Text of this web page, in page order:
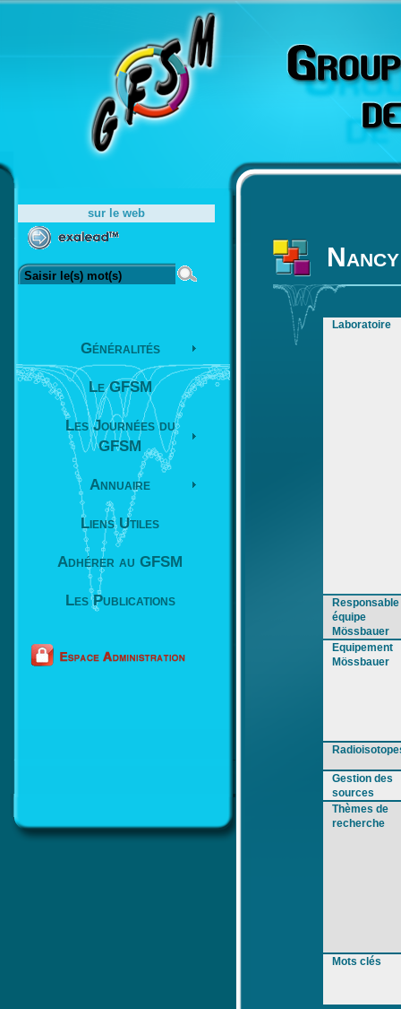
Laboratoire
Responsable
équipe
Mössbauer
Equipement
Mössbauer
Gestion des
sources
Thèmes de
recherche
Mots clés
sur le web
Généralités
Le GFSM
Les Journées du
GFSM
Annuaire
Liens Utiles
Adhérer au GFSM
Les Publications